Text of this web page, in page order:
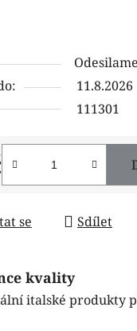
11.8.2026
111301
se Sdílet
kvality
italské produkty